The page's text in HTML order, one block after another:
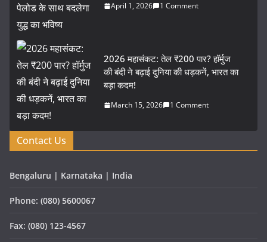
April 1, 2026 1 Comment
2026 महासंकट: तेल ₹200 पार? हॉर्मुज
की बंदी ने बढ़ाई दुनिया की धड़कनें, भारत का
बड़ा कदम!
March 15, 2026 1 Comment
Contact Us
Bengaluru | Karnataka | India
Phone: (080) 5600067
Fax: (080) 123-4567